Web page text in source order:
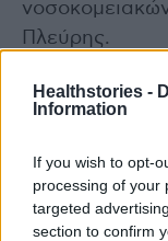
Healthstories -
Information
If you wish to opt-
processing of your
targeted
section to confirm
Πλεύρης.
Πρόσθεσε ότι
αυξηθεί
οποίοι τηρούν